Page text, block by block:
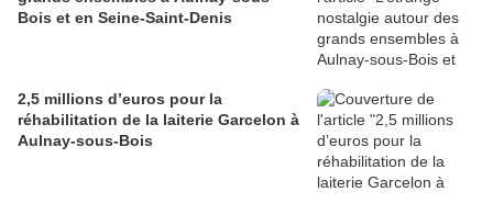
Bois et en Seine-Saint-Denis
2,5 millions d’euros pour la
réhabilitation de la laiterie Garcelon à
Aulnay-sous-Bois